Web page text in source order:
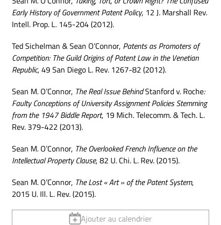
Early History of Government Patent Policy, 12 J. Marshall Rev.
Intell. Prop. L. 145-204 (2012).
Ted Sichelman & Sean O’Connor, Patents as Promoters of
Competition: The Guild Origins of Patent Law in the Venetian
Republic, 49 San Diego L. Rev. 1267-82 (2012).
Sean M. O’Connor, The Real Issue BehindStanford v. Roche:
Faulty Conceptions of University Assignment Policies Stemming
from the 1947 Biddle Report, 19 Mich. Telecomm. & Tech. L.
Rev. 379-422 (2013).
Sean M. O’Connor, The Overlooked French Influence on the
Intellectual Property Clause, 82 U. Chi. L. Rev. (2015).
Sean M. O’Connor, The Lost « Art » of the Patent System,
2015 U. Ill. L. Rev. (2015).
Ajouter au calendrier